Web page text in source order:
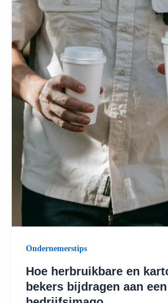
Ondernemerstips
Hoe herbruikbare en
bekers bijdragen aan